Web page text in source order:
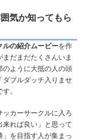
気か知ってもら
ルの紹介ムービーを作
だまだたくさんいま
のように大抵の人の頭
ダブルダッチ入りませ
。
カーサークルに入ろ
来れば良い」と思って
を目指す人が集まっ